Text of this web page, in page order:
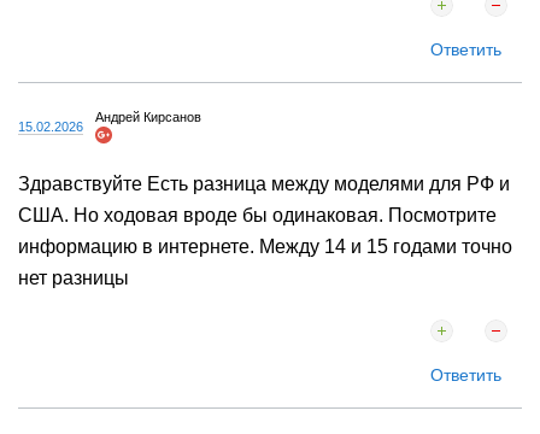
Ответить
15.02.2026
Андрей Кирсанов
Здравствуйте Есть разница между моделями для РФ и
США. Но ходовая вроде бы одинаковая. Посмотрите
информацию в интернете. Между 14 и 15 годами точно
нет разницы
Ответить